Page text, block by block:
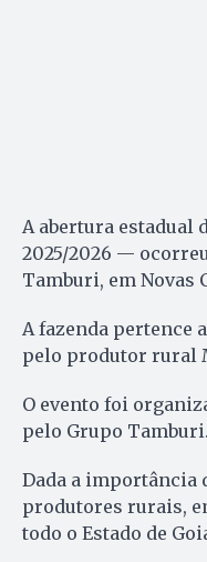
A abertura estadual
2025/2026 —
Tamburi, em Novas
A fazenda pertence
pelo produtor rural
O evento foi
pelo Grupo Tamburi.
Dada a importância
produtores rurais,
todo o Estado de